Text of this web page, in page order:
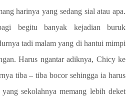
harinya yang sedang sial atau apa.
begitu banyak kejadian buruk
tadi malam yang di hantui mimpi
Harus ngantar adiknya, Chicy ke
tiba – tiba bocor sehingga ia harus
sekolahnya memang lebih deket